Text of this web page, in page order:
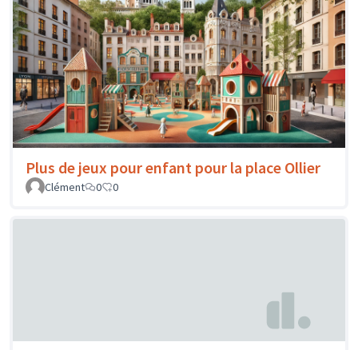
Plus de jeux pour enfant pour la place Ollier
Clément 0 0